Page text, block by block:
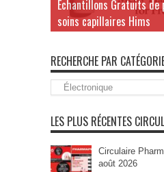
Échantillons Gratuits de
soins capillaires Hims
RECHERCHE PAR
Recherche
par
LES PLUS RÉCENTES
Circulaire
août 2026